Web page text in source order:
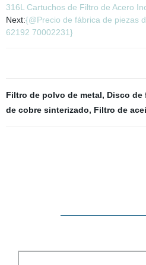
316L Cartuchos de Filtro de Acero
Next:{@Precio de fábrica de piezas
62192 70002231}
Filtro de polvo de metal, Disco de
de cobre sinterizado, Filtro de